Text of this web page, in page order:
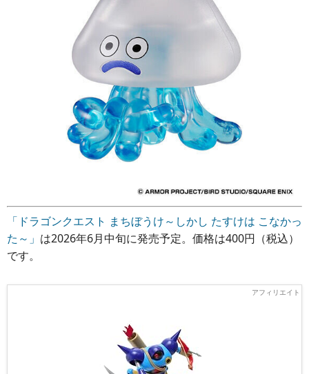
「ドラゴンクエスト まちぼうけ～しかし たすけは こなかっ
た～」 は2026年6月中旬に発売予定。価格は400円（税込）
です。